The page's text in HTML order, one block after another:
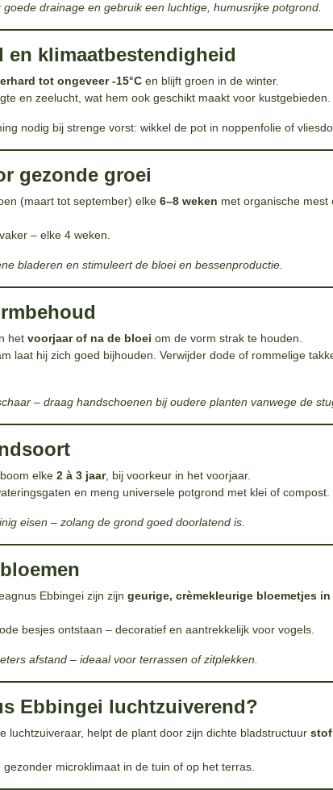
drainage en gebruik een luchtige, humusrijke potgrond.
en klimaatbestendigheid
tot ongeveer -15°Cen blijft groen in de winter.
en zeelucht, wat hem ook geschikt maakt voor kustgebieden.
nodig bij strenge vorst: wikkel de pot in noppenfolie of
gezonde groei
(maart tot september) elke 6–8 weken met organische mest
– elke 4 weken.
bladeren en stimuleert de bloei en bessenproductie.
het voorjaar of na de bloei om de vorm strak te houden.
laat hij zich goed bijhouden. Verwijder dode of rommelige
– draag handschoenen bij oudere planten vanwege de
elke 2 à 3 jaar, bij voorkeur in het voorjaar.
en meng universele potgrond met klei of compost.
eisen – zolang de grond goed doorlatend is.
Ebbingei zijn zijn geurige, crèmekleurige bloemetjes
besjes ontstaan – decoratief en aantrekkelijk voor vogels.
afstand – ideaal voor terrassen of zitplekken.
Ebbingei luchtzuiverend?
luchtzuiveraar, helpt de plant door zijn dichte bladstructuur
microklimaat in de tuin of op het terras.